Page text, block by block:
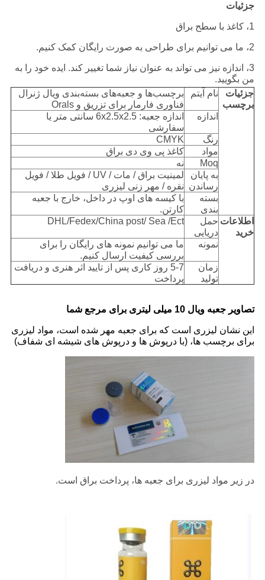
جزئیات
1، کاغذ با سطح براق
2، ما می توانیم برای طراحی به صورت رایگان کمک کنیم.
3، اندازه نیز می تواند به عنوان نیاز شما تغییر کند. ایده خود را به
من بگویید.
جزئیات
برچسب
نام آیتم
برچسب‌ها و جعبه‌های بسته‌بندی ویال ژنرال
فناوری فارمار برای تزریق و Orals
اندازه
اندازه جعبه: 6x2.5x2.5 سانتی متر یا
سفارشی
رنگ
CMYK
مواد
کاغذ پی وی دی براق
Moq
نه
به پایان
رساندن
لمینیت براق / مات / UV / فویل طلا / فویل
نقره / مهر زنی لیزری
بسته
بندی
با کیسه های اوپ در داخل، خارج با جعبه
کارتن.
اطلاعات
خرید
حمل
دریایی
DHL/Fedex/China post/ Sea /Ect
نمونه
ما می توانیم نمونه های رایگان را برای
بررسی کیفیت ارسال کنیم.
زمان
تولید
5-7 روز کاری پس از تایید اثر هنری و دریافت
پرداخت
تصاویر جعبه ویال 10 میلی لیتری برای مرجع شما
این نشان لیزری است که برای جعبه مهر شده است، مواد لیزری
برای برچسب ها، (با درپوش ها و درپوش های شیشه ای شفاف)
در زیر مواد لیزری برای جعبه ها، پرداخت براق است.